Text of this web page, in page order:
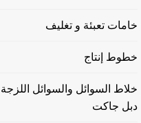
خامات تعبئة و تغليف
خطوط إنتاج
خلاط السوائل والسوائل
دبل جاكت